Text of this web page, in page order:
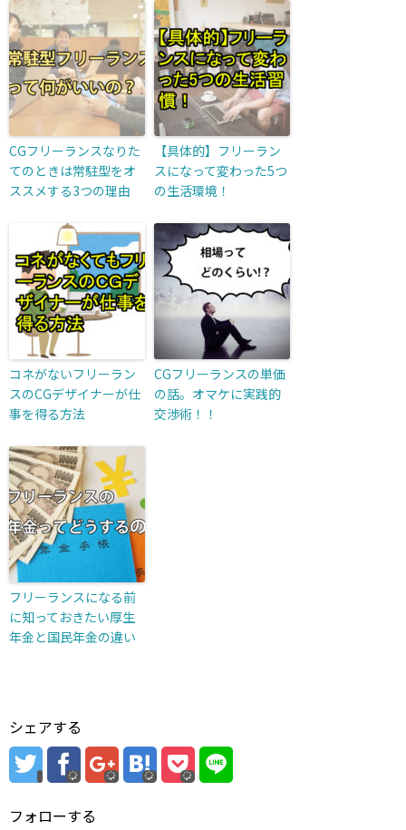
CGフリーランスなりた
てのときは常駐型をオ
ススメする3つの理由
【具体的】フリーラン
スになって変わった5つ
の生活環境！
コネがないフリーラン
スのCGデザイナーが仕
事を得る方法
CGフリーランスの単価
の話。オマケに実践的
交渉術！！
フリーランスになる前
に知っておきたい厚生
年金と国民年金の違い
シェアする
フォローする